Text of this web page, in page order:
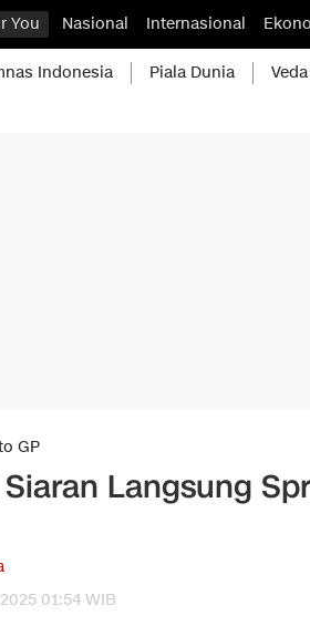
You Nasional Internasional
Indonesia Piala Dunia
GP
Langsung
01:54 WIB